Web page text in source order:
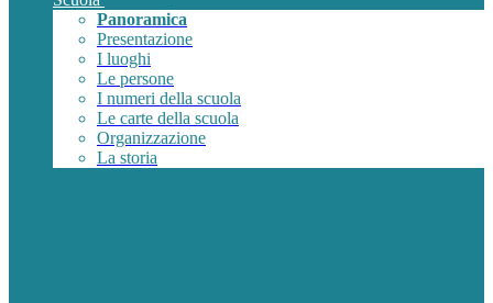
Panoramica
Presentazione
I luoghi
Le persone
I numeri della scuola
Le carte della scuola
Organizzazione
La storia